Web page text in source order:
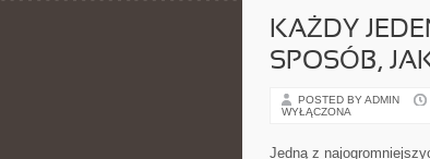
KAŻDY
SPOSÓB,
POSTED BY ADMIN
WYŁĄCZONA
Jedną z